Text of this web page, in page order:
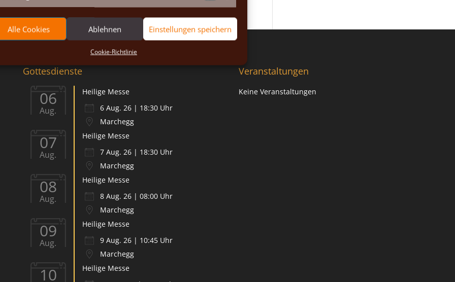
Alle Cookies Ablehnen Einstellungen speichern
Cookie-Richtlinie
Gottesdienste
06
Aug.
Heilige Messe
6 Aug. 26 | 18:30 Uhr
Marchegg
07
Aug.
Heilige Messe
7 Aug. 26 | 18:30 Uhr
Marchegg
08
Aug.
Heilige Messe
8 Aug. 26 | 08:00 Uhr
Marchegg
09
Aug.
Heilige Messe
9 Aug. 26 | 10:45 Uhr
Marchegg
10
Heilige Messe
Veranstaltungen
Keine Veranstaltungen